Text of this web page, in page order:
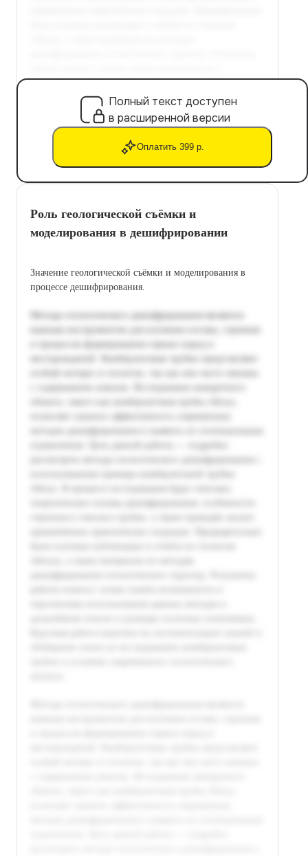
Полный текст доступен
в расширенной версии
Оплатить 399 р.
Роль геологической съёмки и
моделирования в дешифрировании
Значение геологической съёмки и моделирования в
процессе дешифрирования.